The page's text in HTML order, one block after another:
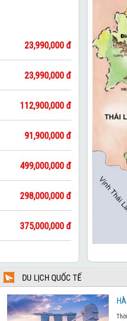
23,990,000 đ
23,990,000 đ
112,900,000 đ
91,900,000 đ
499,000,000 đ
298,000,000 đ
375,000,000 đ
275,000,000 đ
Chương trình tham khảo
DU LỊCH QUỐC TẾ